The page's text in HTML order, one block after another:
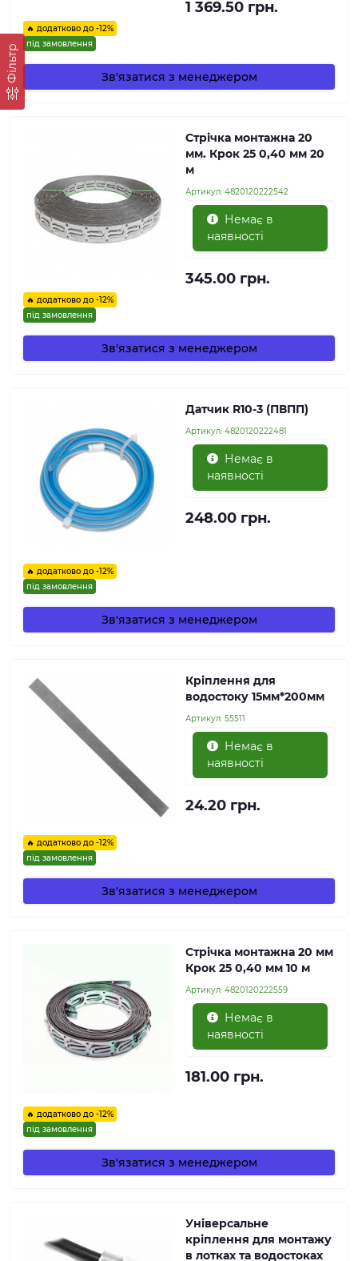
Фільтр
🔥 додатково до -12%
під замовлення
1 369.50 грн.
Зв'язатися з менеджером
🔥 додатково до -12%
під замовлення
Стрічка монтажна 20
мм. Крок 25 0,40 мм 20
м
Артикул: 4820120222542
Немає в
наявності
345.00 грн.
Зв'язатися з менеджером
🔥 додатково до -12%
під замовлення
Датчик R10-3 (ПВПП)
Артикул: 4820120222481
Немає в
наявності
248.00 грн.
Зв'язатися з менеджером
🔥 додатково до -12%
під замовлення
Кріплення для
водостоку 15мм*200мм
Артикул: 55511
Немає в
наявності
24.20 грн.
Зв'язатися з менеджером
🔥 додатково до -12%
під замовлення
Стрічка монтажна 20 мм
Крок 25 0,40 мм 10 м
Артикул: 4820120222559
Немає в
наявності
181.00 грн.
Зв'язатися з менеджером
Універсальне
кріплення для монтажу
в лотках та водостоках